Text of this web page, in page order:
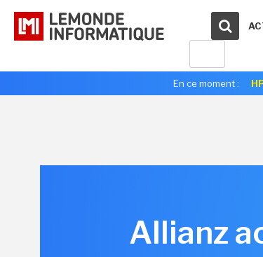
En ce moment :
Allianz